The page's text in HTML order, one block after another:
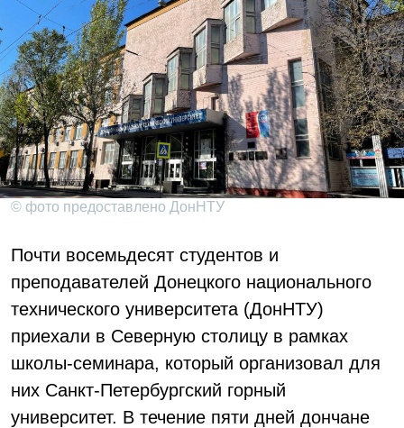
© фото предоставлено ДонНТУ
Почти восемьдесят студентов и
преподавателей Донецкого национального
технического университета (ДонНТУ)
приехали в Северную столицу в рамках
школы-семинара, который организовал для
них Санкт-Петербургский горный
университет. В течение пяти дней дончане